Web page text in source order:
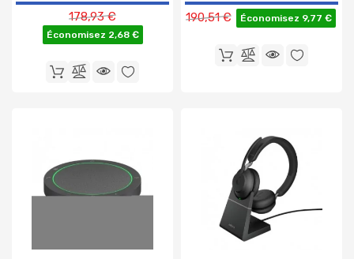
Prix de base
178,93 €
Économisez 2,68 €
Prix de base
190,51 € Économisez 9,77 €